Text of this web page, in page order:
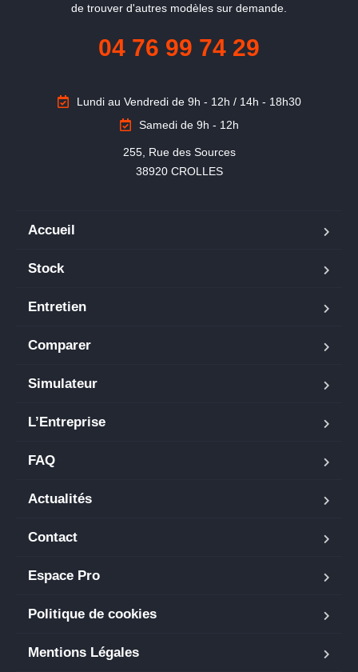
de trouver d'autres modèles sur demande.
04 76 99 74 29
Lundi au Vendredi de 9h - 12h / 14h - 18h30
Samedi de 9h - 12h
255, Rue des Sources
38920 CROLLES
Accueil
Stock
Entretien
Comparer
Simulateur
L’Entreprise
FAQ
Actualités
Contact
Espace Pro
Politique de cookies
Mentions Légales